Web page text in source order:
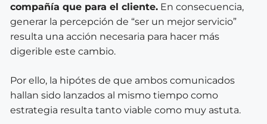
compañía que para el cliente. En consecuencia,
generar la percepción de “ser un mejor servicio”
resulta una acción necesaria para hacer más
digerible este cambio.
Por ello, la hipótes de que ambos comunicados
hallan sido lanzados al mismo tiempo como
estrategia resulta tanto viable como muy astuta.